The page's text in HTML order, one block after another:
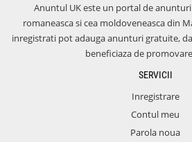
Anuntul UK este un portal de
romaneasca si cea moldoveneasca din
inregistrati pot adauga anunturi gratuite,
beneficiaza de
SERVICII
Inregistrare
Contul meu
Parola noua